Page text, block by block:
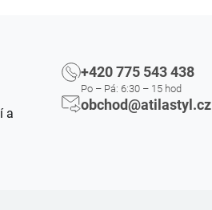
a
+420 775 543 438
Po – Pá: 6:30 – 15 hod
obchod@atilastyl.cz